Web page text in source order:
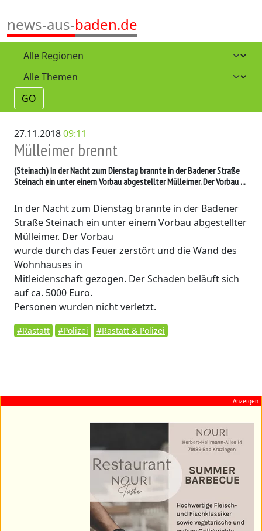
news-aus-baden.de
GO
27.11.201809:11
Mülleimer brennt
(Steinach)In der Nacht zum Dienstag brannte in der Badener Straße
Steinach ein unter einem Vorbau abgestellter Mülleimer. Der Vorbau ...
In der Nacht zum Dienstag brannte in der Badener
Straße Steinach ein unter einem Vorbau abgestellter
Mülleimer. Der Vorbau
wurde durch das Feuer zerstört und die Wand des
Wohnhauses in
Mitleidenschaft gezogen. Der Schaden beläuft sich
auf ca. 5000 Euro.
Personen wurden nicht verletzt.
#Rastatt #Polizei #Rastatt & Polizei
Anzeigen